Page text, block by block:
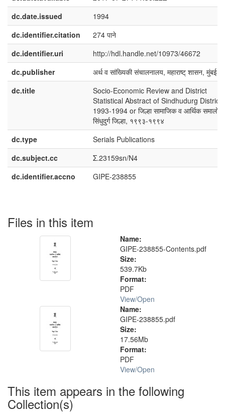
dc.date.issued
1994
dc.identifier.citation
274 पाने
dc.identifier.uri
http://hdl.handle.net/10973/46672
dc.publisher
अर्थ व सांख्यिकी संचालनालय, महाराष्ट् शासन, मुंबई
dc.title
Socio-Economic Review and District
Statistical Abstract of Sindhudurg District,
1993-1994 or जिल्हा सामाजिक व आर्थिक
सिंधुदुर्ग जिल्हा, १९९३-१९९४
dc.type
Serials Publications
dc.subject.cc
Σ.23159sn/N4
dc.identifier.accno
GIPE-238855
Files in this item
Name:
GIPE-238855-Contents.pdf
Size:
539.7Kb
Format:
PDF
View/Open
Name:
GIPE-238855.pdf
Size:
17.56Mb
Format:
PDF
View/Open
This item appears in the following
Collection(s)